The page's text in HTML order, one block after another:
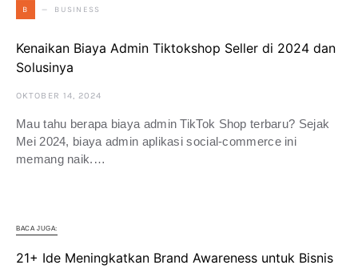
B BUSINESS
Kenaikan Biaya Admin Tiktokshop Seller di 2024 dan
Solusinya
OKTOBER 14, 2024
Mau tahu berapa biaya admin TikTok Shop terbaru? Sejak
Mei 2024, biaya admin aplikasi social-commerce ini
memang naik.…
BACA JUGA:
21+ Ide Meningkatkan Brand Awareness untuk Bisnis